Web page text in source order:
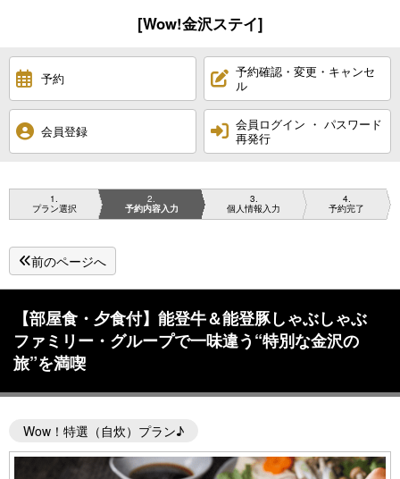
[Wow!金沢ステイ]
予約
予約確認・変更・キャンセ
ル
会員登録
会員ログイン ・ パスワード
再発行
1
プラン選択
2
予約内容入力
3
個人情報入力
4
予約完了
前のページへ
【部屋食・夕食付】能登牛＆能登豚しゃぶしゃぶ
ファミリー・グループで一味違う“特別な金沢の
旅”を満喫
Wow！特選（自炊）プラン♪